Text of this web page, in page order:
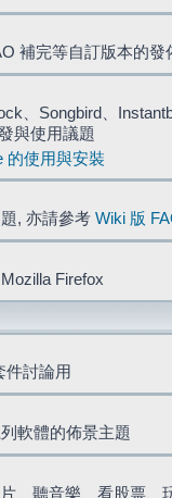
補完等自訂版本的發
、Songbird、
與使用議題
的使用與安裝
, 亦請參考 Wiki 版
Firefox
件討論用
軟體的佈景主題
、聽音樂、看股票、